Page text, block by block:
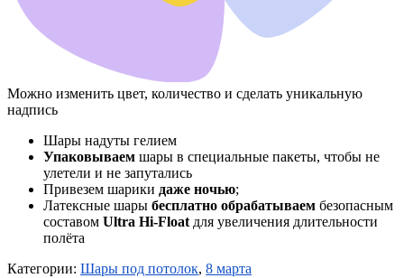
Можно изменить цвет, количество и сделать уникальную
надпись
Шары надуты гелием
Упаковываем шары в специальные пакеты, чтобы не
улетели и не запутались
Привезем шарики даже ночью;
Латексные шары бесплатно обрабатываем безопасным
составом Ultra Hi-Float для увеличения длительности
полёта
Категории: Шары под потолок, 8 марта